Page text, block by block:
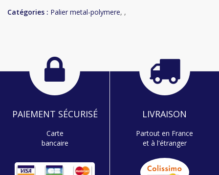
Catégories : Palier metal-polymere, ,
PAIEMENT SÉCURISÉ
Carte
bancaire
LIVRAISON
Partout en France
et à l'étranger